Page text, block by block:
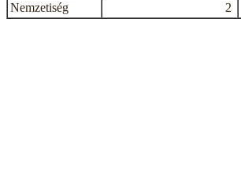
Nemzetiség
2